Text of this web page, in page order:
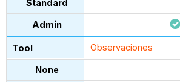
Observaciones